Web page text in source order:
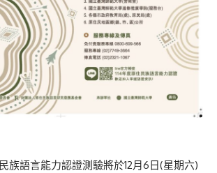
族語言能力認證測驗將於12月6 日(星期六)